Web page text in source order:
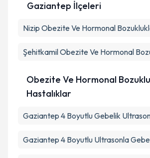
Metni'ni okudum ve kişisel
Gaziantep İlçeleri
Nizip Obezite Ve Hormonal
ŞehitkamilObezite Ve Hormonal
Obezite Ve Hormonal
Hastalıklar
Gaziantep 4 Boyutlu Gebelik
Gaziantep 4 Boyutlu Ultrasonla